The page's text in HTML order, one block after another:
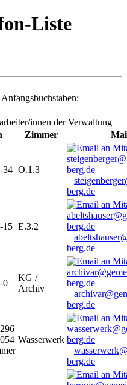
Liste
innen der Verwaltung
Zimmer
34 O.1.3
berg.de
15 E.3.2
berg.de
0
KG /
Archiv
berg.de
Wasserwerk
berg.de